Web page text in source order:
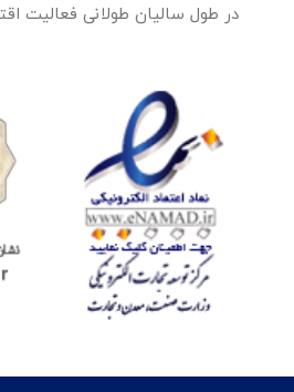
در طول سالیان طولانی فعالیت